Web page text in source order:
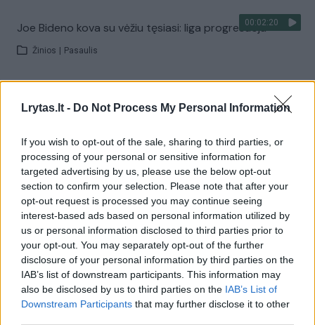
Lrytas.lt - Do Not Process My Personal Information
If you wish to opt-out of the sale, sharing to third parties, or
processing of your personal or sensitive information for
targeted advertising by us, please use the below opt-out
section to confirm your selection. Please note that after your
opt-out request is processed you may continue seeing
interest-based ads based on personal information utilized by
us or personal information disclosed to third parties prior to
your opt-out. You may separately opt-out of the further
disclosure of your personal information by third parties on the
IAB’s list of downstream participants. This information may
also be disclosed by us to third parties on the IAB’s List of
Downstream Participants that may further disclose it to other
00:02:20
Joe Bideno kova su vėžiu tęsiasi: liga progresuoja
Žinios Pasaulis
Žiūrimiausi įrašai
00:00:30
Vaizdai iš tragiškos avarijos Vilniaus r.: dviejų moterų ir
vaiko gyvybių išgelbėti nepavyko
Žinios Lietuvos diena
Savaitės vidurys nusimato karštas: temperatūra kils iki